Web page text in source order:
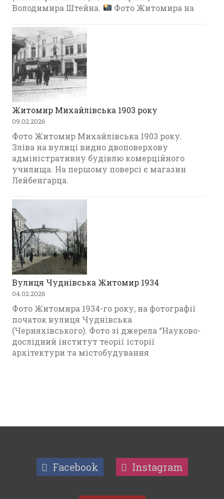
Володимира Штейна.
Фото Житомира на
Житомир Михайлівська 1903 року
09.02.2026
Фото Житомир Михайлівська 1903 року.
Зліва на вулиці видно двоповерхову
адміністративну будівлю комерційного
училища. На першому поверсі є магазин
Лейбенгарца.
Вулиця Чуднівська Житомир 1934
04.02.2026
Фото Житомира 1934-го року, на фотографії
початок вулиця Чуднівська
(Черняхівського). Фото зі джерела “Науково-
дослідний інститут теорії історії
архітектури та містобудування
Facebook Instagram